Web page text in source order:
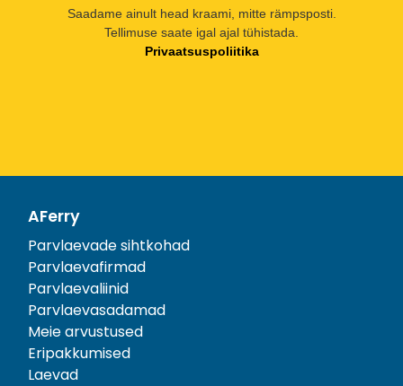
Saadame ainult head kraami, mitte rämpsposti.
Tellimuse saate igal ajal tühistada.
Privaatsuspoliitika
AFerry
Parvlaevade sihtkohad
Parvlaevafirmad
Parvlaevaliinid
Parvlaevasadamad
Meie arvustused
Eripakkumised
Laevad